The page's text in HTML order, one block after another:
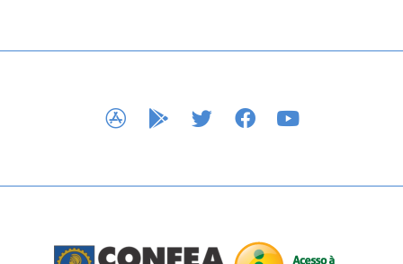
APP STOREGOOGLE PLAY
TWITTERFACEBOOK